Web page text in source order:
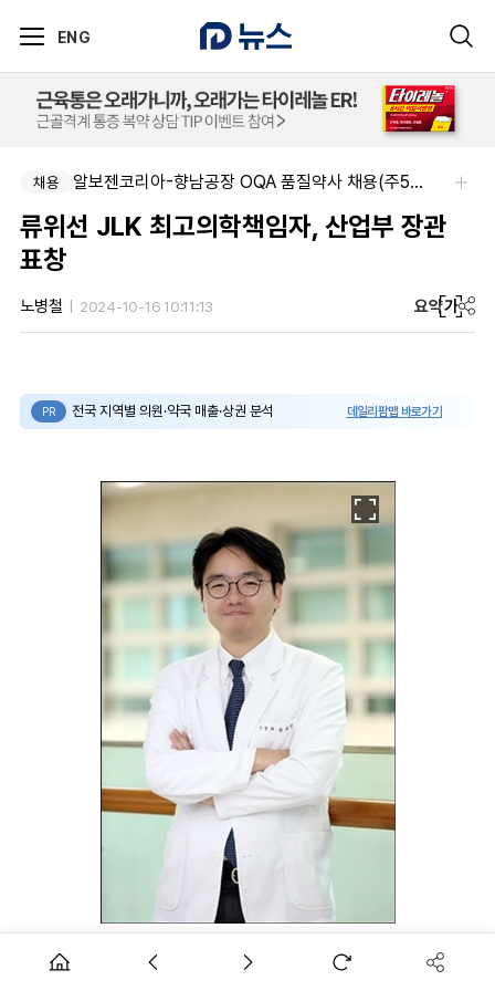
ENG
채용 알보젠코리아-향남공장 OQA 품질약사 채용(주5일/파트타임 가능)
류위선 JLK 최고의학책임자, 산업부 장관
표창
노병철 2024-10-16 10:11:13 요약가
PR 전국 지역별 의원·약국 매출·상권 분석 데일리팜맵 바로가기
류위선 최고의학책임자.